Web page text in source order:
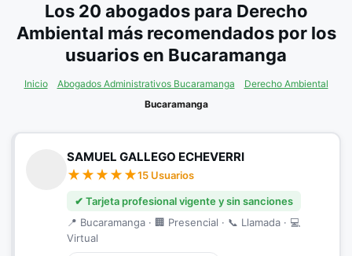
Los 20 abogados para Derecho
Ambiental más recomendados por los
usuarios en Bucaramanga
Inicio Abogados Administrativos Bucaramanga
Derecho Ambiental
Bucaramanga
SAMUEL GALLEGO ECHEVERRI
15 Usuarios
✔ Tarjeta profesional vigente y sin sanciones
📍 Bucaramanga · 🏢 Presencial · 📞 Llamada · 💻
Virtual